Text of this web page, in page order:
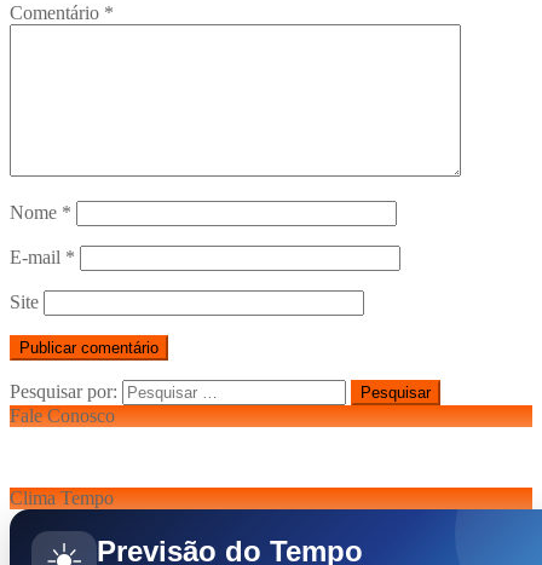
Comentário *
Nome *
E-mail *
Site
Pesquisar por:
Fale Conosco
Clima Tempo
Previsão do Tempo